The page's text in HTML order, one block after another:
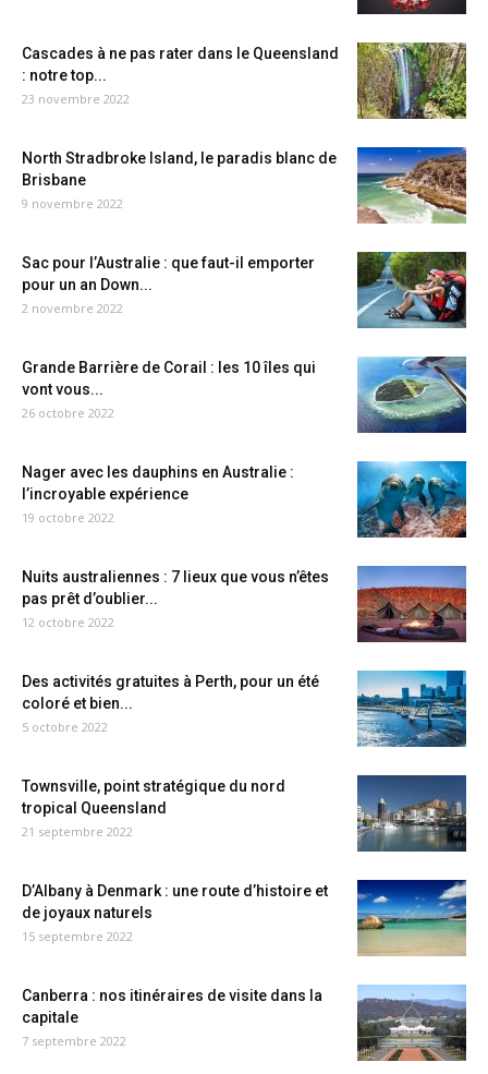
Cascades à ne pas rater dans le Queensland
: notre top...
23 novembre 2022
North Stradbroke Island, le paradis blanc de
Brisbane
9 novembre 2022
Sac pour l’Australie : que faut-il emporter
pour un an Down...
2 novembre 2022
Grande Barrière de Corail : les 10 îles qui
vont vous...
26 octobre 2022
Nager avec les dauphins en Australie :
l’incroyable expérience
19 octobre 2022
Nuits australiennes : 7 lieux que vous n’êtes
pas prêt d’oublier...
12 octobre 2022
Des activités gratuites à Perth, pour un été
coloré et bien...
5 octobre 2022
Townsville, point stratégique du nord
tropical Queensland
21 septembre 2022
D’Albany à Denmark : une route d’histoire et
de joyaux naturels
15 septembre 2022
Canberra : nos itinéraires de visite dans la
capitale
7 septembre 2022